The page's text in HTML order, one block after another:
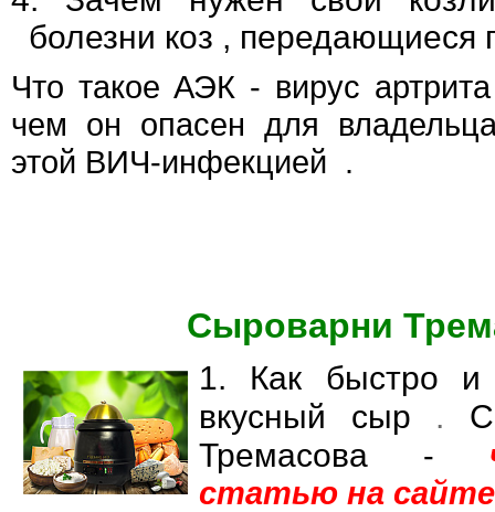
болезни коз , передающиеся
Что такое АЭК - вирус
чем он опасен для
этой ВИЧ-инфекцией .
Сыроварни
1. Как быстро и
вкусный сыр .
Тремасова
-
статью на сайте